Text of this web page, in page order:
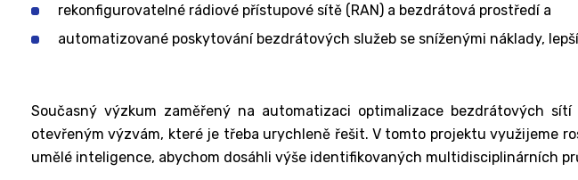
rekonfigurovatelné rádiové přístupové sítě (RAN) a bezdrátová prostředí a
automatizované poskytování bezdrátových služeb se sníženými náklady,
Současný výzkum zaměřený na automatizaci optimalizace bezdrátových
otevřeným výzvám, které je třeba urychleně řešit. V tomto projektu využijeme
umělé inteligence, abychom dosáhli výše identifikovaných multidisciplinárních